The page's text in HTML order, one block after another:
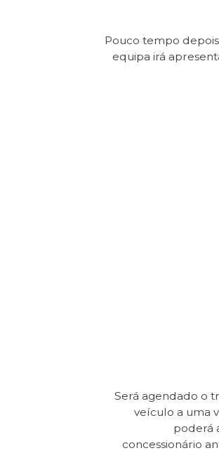
Pouco tempo
equipa irá
Será agendado o
veículo a uma
poderá
concessionário